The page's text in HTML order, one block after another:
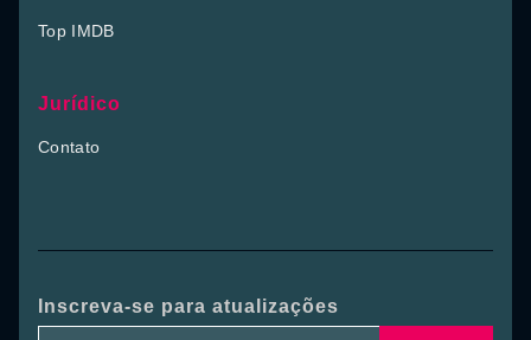
Top IMDB
Jurídico
Contato
Inscreva-se para atualizações